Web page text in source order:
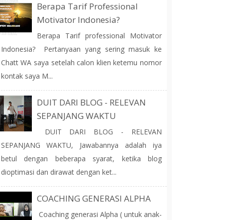
Berapa Tarif Professional
Motivator Indonesia?
Berapa Tarif professional Motivator
Indonesia? Pertanyaan yang sering masuk ke
Chatt WA saya setelah calon klien ketemu nomor
kontak saya M...
DUIT DARI BLOG - RELEVAN
SEPANJANG WAKTU
DUIT DARI BLOG - RELEVAN
SEPANJANG WAKTU, Jawabannya adalah iya
betul dengan beberapa syarat, ketika blog
dioptimasi dan dirawat dengan ket...
COACHING GENERASI ALPHA
Coaching generasi Alpha ( untuk anak-